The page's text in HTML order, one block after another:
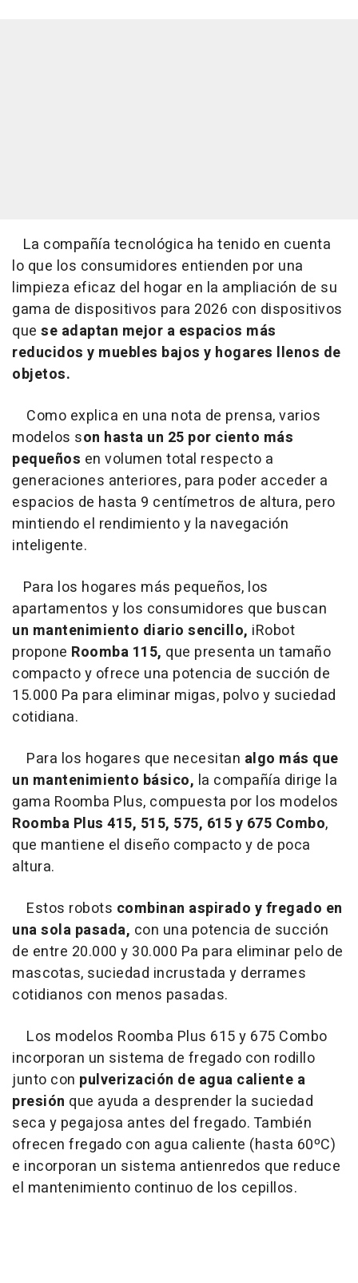
La compañía tecnológica ha tenido en cuenta
lo que los consumidores entienden por una
limpieza eficaz del hogar en la ampliación de su
gama de dispositivos para 2026 con dispositivos
que se adaptan mejor a espacios más
reducidos y muebles bajos y hogares llenos de
objetos.
Como explica en una nota de prensa, varios
modelos son hasta un 25 por ciento más
pequeños en volumen total respecto a
generaciones anteriores, para poder acceder a
espacios de hasta 9 centímetros de altura, pero
mintiendo el rendimiento y la navegación
inteligente.
Para los hogares más pequeños, los
apartamentos y los consumidores que buscan
un mantenimiento diario sencillo, iRobot
propone Roomba 115, que presenta un tamaño
compacto y ofrece una potencia de succión de
15.000 Pa para eliminar migas, polvo y suciedad
cotidiana.
Para los hogares que necesitan algo más que
un mantenimiento básico, la compañía dirige la
gama Roomba Plus, compuesta por los modelos
Roomba Plus 415, 515, 575, 615 y 675 Combo,
que mantiene el diseño compacto y de poca
altura.
Estos robots combinan aspirado y fregado en
una sola pasada, con una potencia de succión
de entre 20.000 y 30.000 Pa para eliminar pelo de
mascotas, suciedad incrustada y derrames
cotidianos con menos pasadas.
Los modelos Roomba Plus 615 y 675 Combo
incorporan un sistema de fregado con rodillo
junto con pulverización de agua caliente a
presión que ayuda a desprender la suciedad
seca y pegajosa antes del fregado. También
ofrecen fregado con agua caliente (hasta 60ºC)
e incorporan un sistema antienredos que reduce
el mantenimiento continuo de los cepillos.